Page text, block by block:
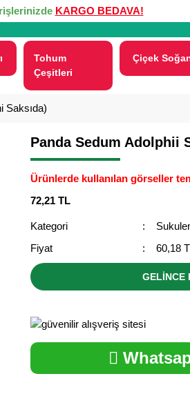
KARGO BEDAVA!
Tohum
Çeşitleri
Çiçek
Saksıda)
Panda Sedum Adolphii
Ürünlerde kullanılan görseller
72,21 TL
Kategori
Fiyat
60,18
GELİNCE